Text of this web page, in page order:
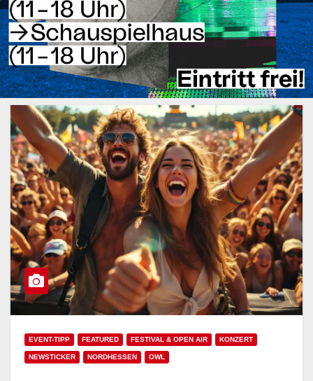
EVENT-TIPP FEATURED FESTIVAL & OPEN AIR KONZERT
NEWSTICKER NORDHESSEN OWL